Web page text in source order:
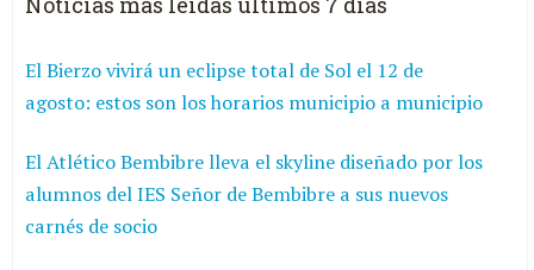
El Bierzo vivirá un eclipse total de Sol el 12 de
agosto: estos son los horarios municipio a municipio
El Atlético Bembibre lleva el skyline diseñado por los
alumnos del IES Señor de Bembibre a sus nuevos
carnés de socio